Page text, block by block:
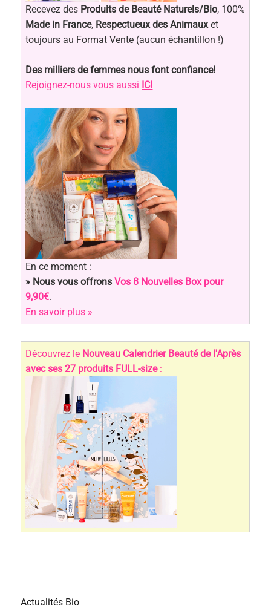
Recevez des Produits de Beauté Naturels/Bio, 100%
Made in France, Respectueux des Animauxet
toujours au Format Vente (aucun échantillon !)
Des milliers de femmes nous font confiance!
Rejoignez-nous vous aussi ICI
En ce moment :
» Nous vous offronsVos 8 Nouvelles Box pour
9,90€.
En savoir plus »
Découvrez le Nouveau Calendrier Beauté de l'Après
avec ses 27 produits FULL-size:
Actualités Bio